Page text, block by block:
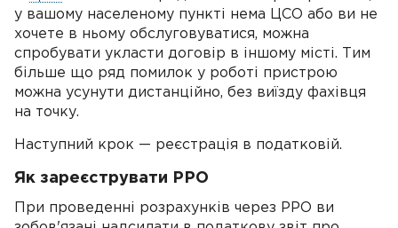
у вашому населеному пункті нема ЦСО або ви не
хочете в ньому обслуговуватися, можна
спробувати укласти договір в іншому місті. Тим
більше що ряд помилок у роботі пристрою
можна усунути дистанційно, без виїзду фахівця
на точку.
Наступний крок — реєстрація в податковій.
Як зареєструвати РРО
При проведенні розрахунків через РРО ви